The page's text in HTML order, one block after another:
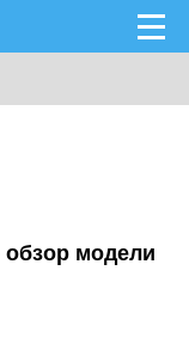
обзор модели